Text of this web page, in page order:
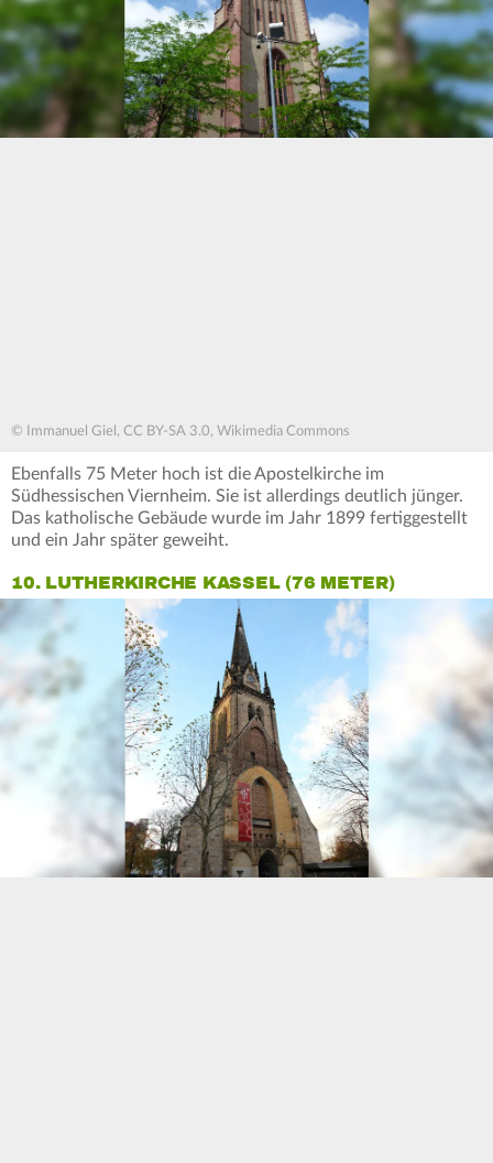
© Immanuel Giel, CC BY-SA 3.0, Wikimedia Commons
Ebenfalls 75 Meter hoch ist die Apostelkirche im
Südhessischen Viernheim. Sie ist allerdings deutlich jünger.
Das katholische Gebäude wurde im Jahr 1899 fertiggestellt
und ein Jahr später geweiht.
10. LUTHERKIRCHE KASSEL (76 METER)